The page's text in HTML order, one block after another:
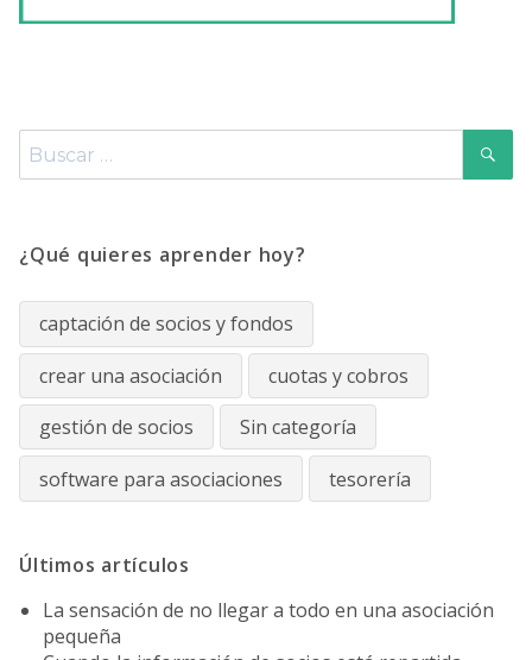
Buscar
por:
¿Qué quieres aprender hoy?
captación de socios y fondos
crear una asociación
cuotas y cobros
gestión de socios
Sin categoría
software para asociaciones
tesorería
Últimos artículos
La sensación de no llegar a todo en una asociación
pequeña